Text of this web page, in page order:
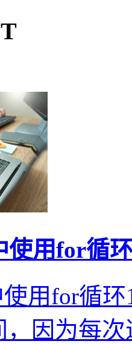
使用for循
用for循
，因为每